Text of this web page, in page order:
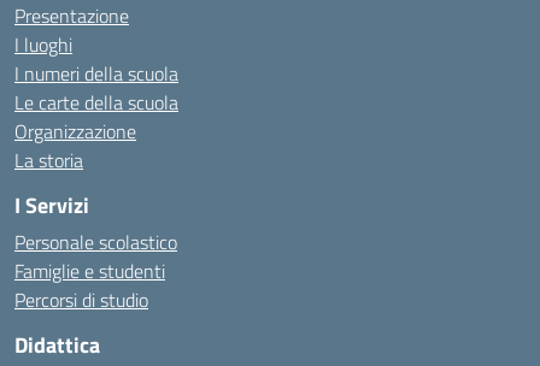
Presentazione
I luoghi
I numeri della scuola
Le carte della scuola
Organizzazione
La storia
I Servizi
Personale scolastico
Famiglie e studenti
Percorsi di studio
Didattica